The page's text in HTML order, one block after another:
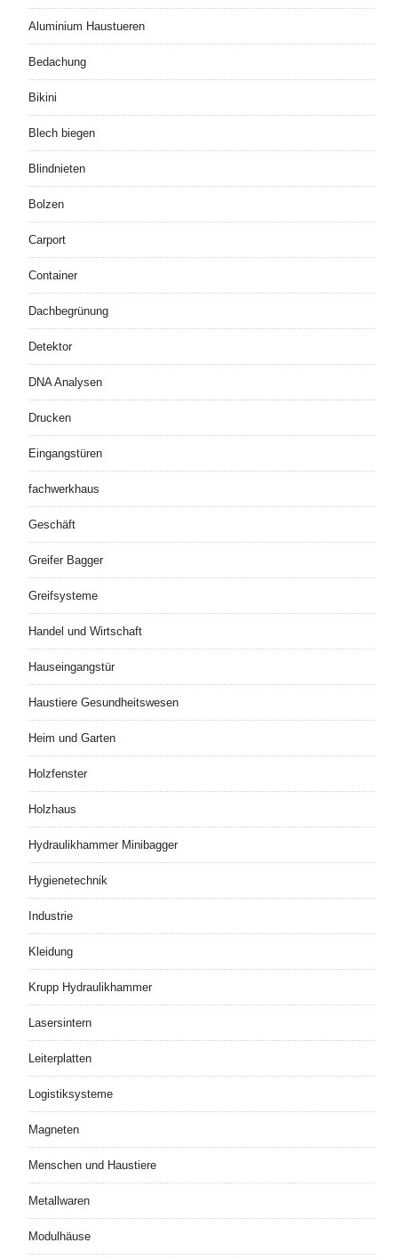
Aluminium Haustueren
Bedachung
Bikini
Blech biegen
Blindnieten
Bolzen
Carport
Container
Dachbegrünung
Detektor
DNA Analysen
Drucken
Eingangstüren
fachwerkhaus
Geschäft
Greifer Bagger
Greifsysteme
Handel und Wirtschaft
Hauseingangstür
Haustiere Gesundheitswesen
Heim und Garten
Holzfenster
Holzhaus
Hydraulikhammer Minibagger
Hygienetechnik
Industrie
Kleidung
Krupp Hydraulikhammer
Lasersintern
Leiterplatten
Logistiksysteme
Magneten
Menschen und Haustiere
Metallwaren
Modulhäuse